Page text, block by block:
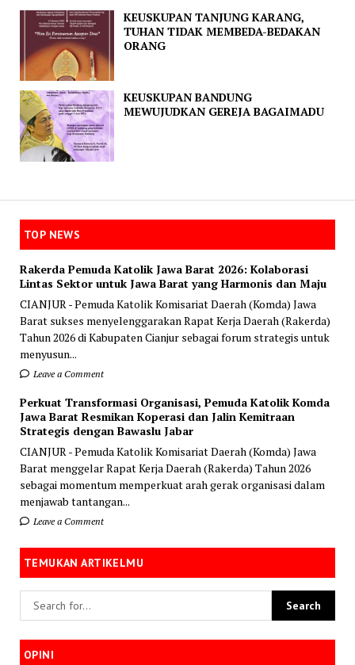
KEUSKUPAN TANJUNG KARANG,
TUHAN TIDAK MEMBEDA-BEDAKAN
ORANG
KEUSKUPAN BANDUNG
MEWUJUDKAN GEREJA BAGAIMADU
TOP NEWS
Rakerda Pemuda Katolik Jawa Barat 2026: Kolaborasi
Lintas Sektor untuk Jawa Barat yang Harmonis dan Maju
CIANJUR - Pemuda Katolik Komisariat Daerah (Komda) Jawa
Barat sukses menyelenggarakan Rapat Kerja Daerah (Rakerda)
Tahun 2026 di Kabupaten Cianjur sebagai forum strategis untuk
menyusun...
Leave a Comment
Perkuat Transformasi Organisasi, Pemuda Katolik Komda
Jawa Barat Resmikan Koperasi dan Jalin Kemitraan
Strategis dengan Bawaslu Jabar
CIANJUR - Pemuda Katolik Komisariat Daerah (Komda) Jawa
Barat menggelar Rapat Kerja Daerah (Rakerda) Tahun 2026
sebagai momentum memperkuat arah gerak organisasi dalam
menjawab tantangan...
Leave a Comment
TEMUKAN ARTIKELMU
OPINI